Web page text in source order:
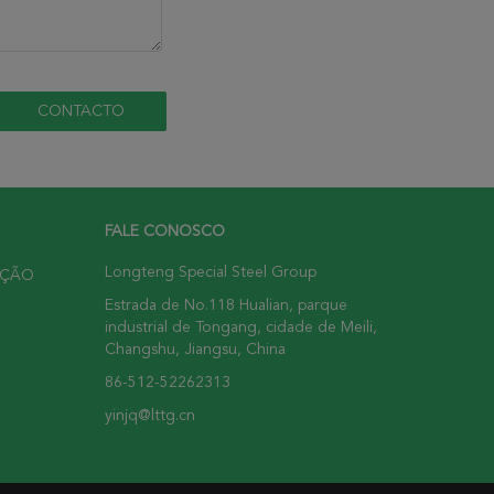
FALE CONOSCO
Longteng Special Steel Group
Estrada de No.118 Hualian, parque
industrial de Tongang, cidade de Meili,
Changshu, Jiangsu, China
86-512-52262313
yinjq@lttg.cn